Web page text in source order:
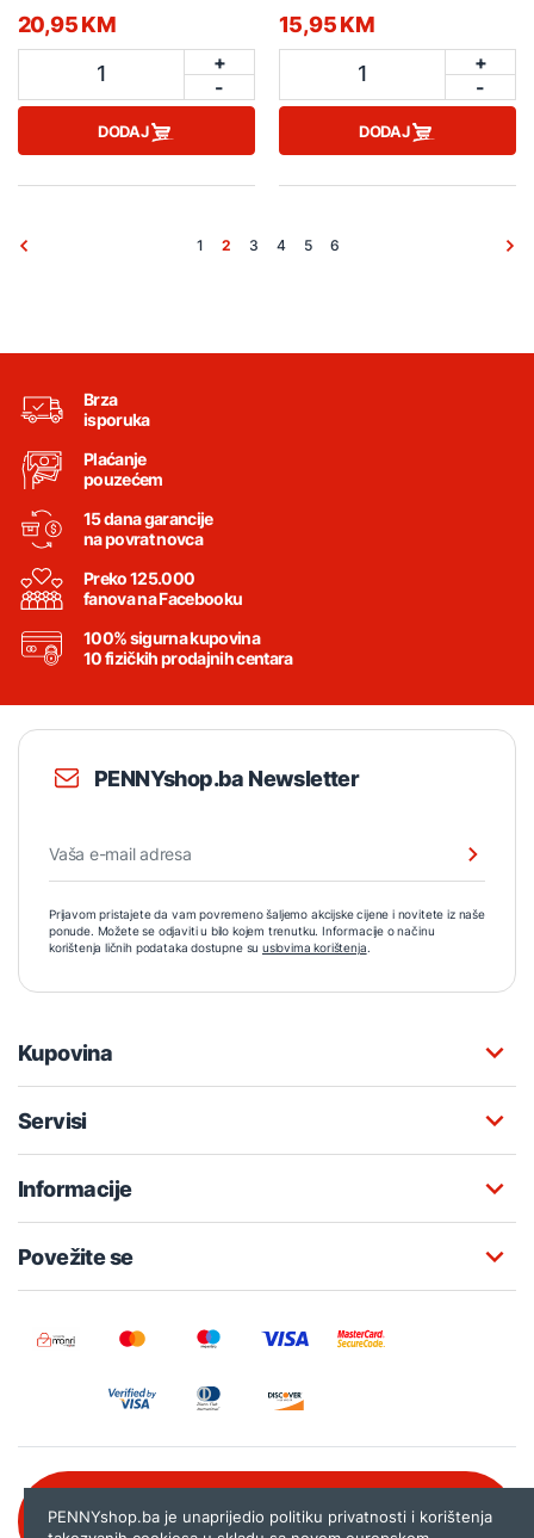
20,95 KM
1
+
-
DODAJ
15,95 KM
1
+
-
DODAJ
1 2 3 4 5 6
Brza
isporuka
Plaćanje
pouzećem
15 dana garancije
na povrat novca
Preko 125.000
fanova na Facebooku
100% sigurna kupovina
10 fizičkih prodajnih centara
PENNYshop.ba Newsletter
Prijavom pristajete da vam povremeno šaljemo akcijske cijene i novitete iz naše
ponude. Možete se odjaviti u bilo kojem trenutku. Informacije o načinu
korištenja ličnih podataka dostupne su uslovima korištenja.
Kupovina
Servisi
Informacije
Povežite se
PENNYshop.ba je unaprijedio politiku privatnosti i korištenja